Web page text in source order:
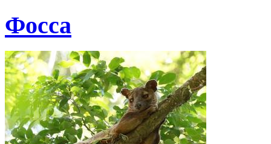
Фосса